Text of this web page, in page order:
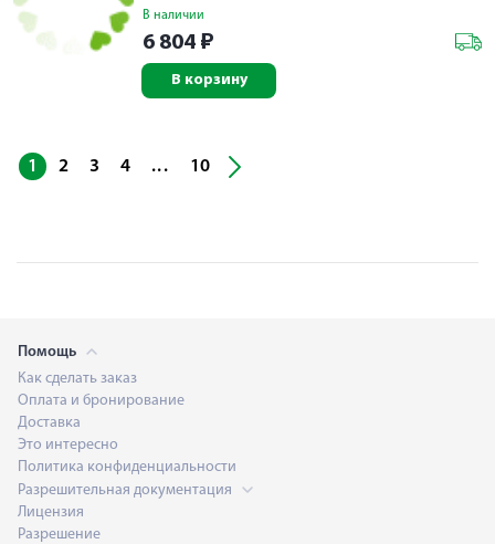
В наличии
6 804 ₽
В корзину
1 2 3 4 ... 10
Помощь
Как сделать заказ
Оплата и бронирование
Доставка
Это интересно
Политика конфиденциальности
Разрешительная документация
Лицензия
Разрешение